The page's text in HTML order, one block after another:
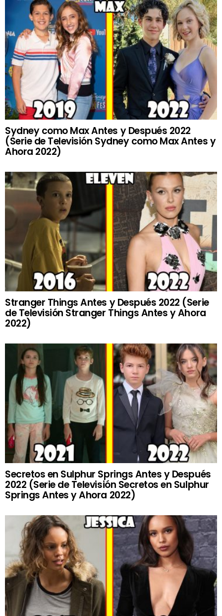
Sydney como Max Antes y Después 2022
(Serie de Televisión Sydney como Max Antes y
Ahora 2022)
Stranger Things Antes y Después 2022 (Serie
de Televisión Stranger Things Antes y Ahora
2022)
Secretos en Sulphur Springs Antes y Después
2022 (Serie de Televisión Secretos en Sulphur
Springs Antes y Ahora 2022)